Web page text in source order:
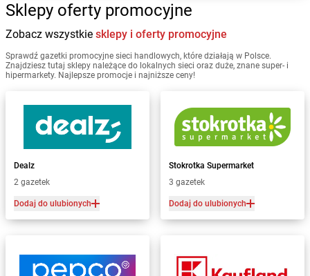
Sklepy oferty promocyjne
Zobacz wszystkie sklepy i oferty promocyjne
Sprawdź gazetki promocyjne sieci handlowych, które działają w Polsce.
Znajdziesz tutaj sklepy należące do lokalnych sieci oraz duże, znane super- i
hipermarkety. Najlepsze promocje i najniższe ceny!
Dealz
2 gazetek
Dodaj do ulubionych
Stokrotka Supermarket
3 gazetek
Dodaj do ulubionych